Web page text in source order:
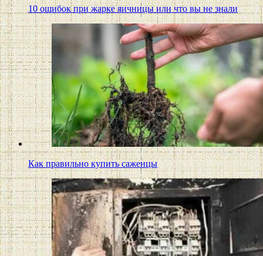
10 ошибок при жарке яичницы или что вы не знали
Как правильно купить саженцы